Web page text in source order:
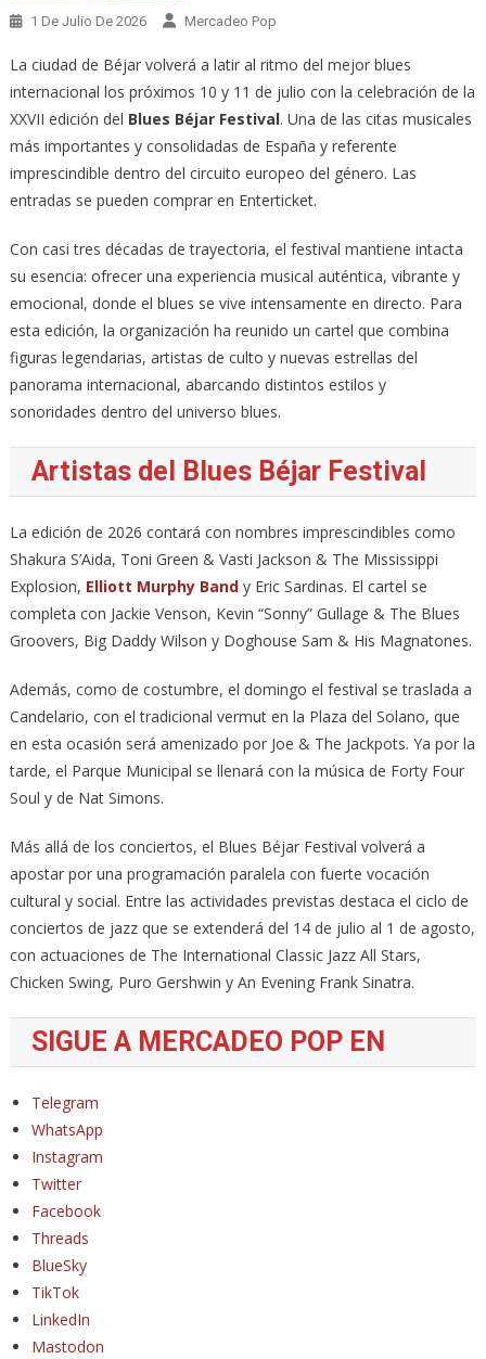
1 De Julio De 2026 Mercadeo Pop
La ciudad de Béjar volverá a latir al ritmo del mejor blues
internacional los próximos 10 y 11 de julio con la celebración de la
XXVII edición del Blues Béjar Festival. Una de las citas musicales
más importantes y consolidadas de España y referente
imprescindible dentro del circuito europeo del género. Las
entradas se pueden comprar en Enterticket.
Con casi tres décadas de trayectoria, el festival mantiene intacta
su esencia: ofrecer una experiencia musical auténtica, vibrante y
emocional, donde el blues se vive intensamente en directo. Para
esta edición, la organización ha reunido un cartel que combina
figuras legendarias, artistas de culto y nuevas estrellas del
panorama internacional, abarcando distintos estilos y
sonoridades dentro del universo blues.
Artistas del Blues Béjar Festival
La edición de 2026 contará con nombres imprescindibles como
Shakura S’Aida, Toni Green & Vasti Jackson & The Mississippi
Explosion, Elliott Murphy Bandy Eric Sardinas. El cartel se
completa con Jackie Venson, Kevin “Sonny” Gullage & The Blues
Groovers, Big Daddy Wilson y Doghouse Sam & His Magnatones.
Además, como de costumbre, el domingo el festival se traslada a
Candelario, con el tradicional vermut en la Plaza del Solano, que
en esta ocasión será amenizado por Joe & The Jackpots. Ya por la
tarde, el Parque Municipal se llenará con la música de Forty Four
Soul y de Nat Simons.
Más allá de los conciertos, el Blues Béjar Festival volverá a
apostar por una programación paralela con fuerte vocación
cultural y social. Entre las actividades previstas destaca el ciclo de
conciertos de jazz que se extenderá del 14 de julio al 1 de agosto,
con actuaciones de The International Classic Jazz All Stars,
Chicken Swing, Puro Gershwin y An Evening Frank Sinatra.
SIGUE A MERCADEO POP EN
Telegram
WhatsApp
Instagram
Twitter
Facebook
Threads
BlueSky
TikTok
LinkedIn
Mastodon